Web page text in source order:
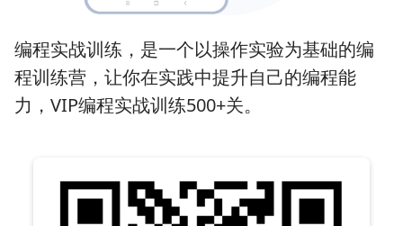
编程实战训练，是一个以操作实验为基础的编
程训练营，让你在实践中提升自己的编程能
力，VIP编程实战训练500+关。